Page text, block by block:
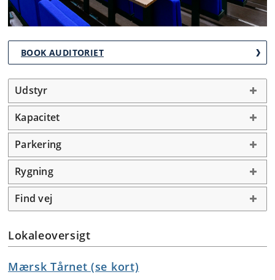
BOOK AUDITORIET
Udstyr
Kapacitet
Parkering
Rygning
Find vej
Lokaleoversigt
Mærsk Tårnet (se kort)